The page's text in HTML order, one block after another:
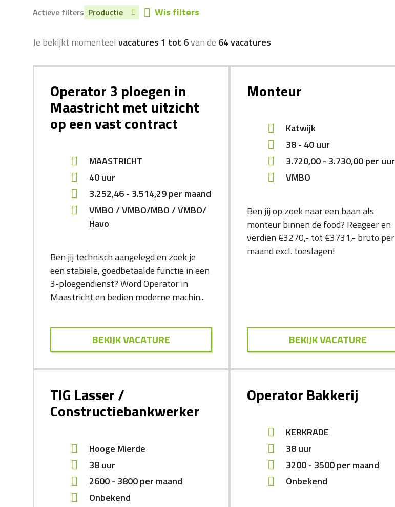
Actieve filters Productie Wis filters
Je bekijkt momenteel vacatures 1 tot 6van de 64 vacatures
Operator 3 ploegen in
Maastricht met uitzicht
op een vast contract
MAASTRICHT
40 uur
3.252,46- 3.514,29per maand
VMBO
VMBO/MBO
VMBO/
Havo
Ben jij technisch aangelegd en zoek je
een stabiele, goedbetaalde functie in een
3-ploegendienst? Word Operator in
Maastricht en bedien moderne machin...
BEKIJK VACATURE
Monteur
Katwijk
38 - 40 uur
3.720,00- 3.730,00per uur
VMBO
Ben jij op zoek naar een baan als
monteur binnen de food? Reageer en
verdien €3270,- tot €3731,- bruto per
maand excl. toeslagen!
BEKIJK VACATURE
TIG Lasser /
Constructiebankwerker
Hooge Mierde
38 uur
2600- 3800per maand
Onbekend
Operator Bakkerij
KERKRADE
38 uur
3200- 3500per maand
Onbekend